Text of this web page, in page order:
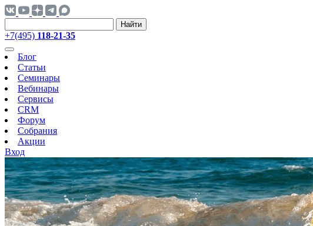
Найти
+7(495) 118-21-35
Блог
Статьи
Семинары
Вебинары
Сервисы
CRM
Форум
Собрания
Акции
Вход